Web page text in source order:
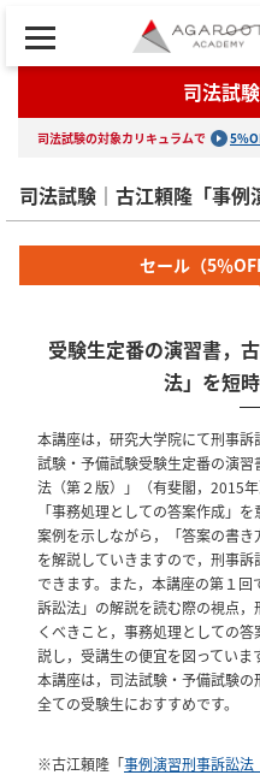
司法試
司法試験の対象カリキュラムで
司法試験｜古江頼隆「事
セール（5％
受験生定番の演習書，
法」を短
本講座は，研究大学院にて刑事
試験・予備試験受験生定番の演
法（第２版）」（有斐閣，2015年
「事務処理としての答案作成」
案例を示しながら，「答案の書き
を解説していきますので，刑事
できます。また，本講座の第１
訴訟法」の解説を読む際の視点
くべきこと，事務処理としての
説し，受講生の便宜を図っていま
本講座は，司法試験・予備試験
全ての受験生におすすめです。
※古江頼隆「事例演習刑事訴訟法